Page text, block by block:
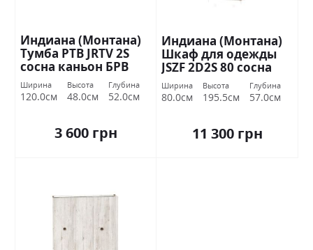
Индиана (Монтана)
Тумба РТВ JRTV 2S
сосна каньон БРВ
Украина
Ширина
120.0см
Высота
48.0см
Глубина
52.0см
3 600 грн
Индиана (Монтана)
Шкаф для одежды
JSZF 2D2S 80 сосна
каньон БРВ Украина
Ширина
80.0см
Высота
195.5см
Глубина
57.0см
11 300 грн